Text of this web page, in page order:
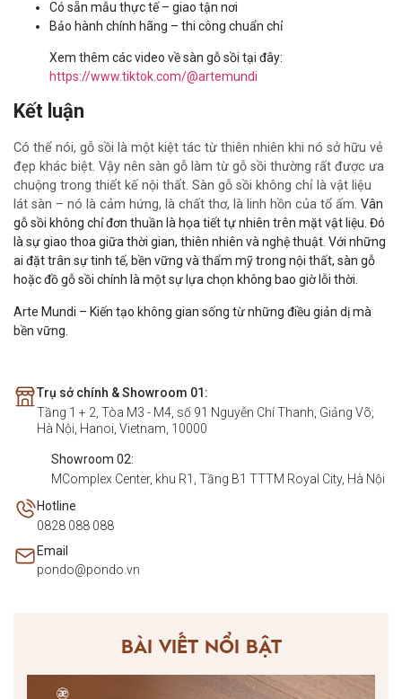
BÀI VIẾT NỔI BẬT
Có sẵn mẫu thực tế – giao tận nơi
Bảo hành chính hãng – thi công chuẩn chỉ
Xem thêm các video về sàn gỗ sồi tại đây:
https://www.tiktok.com/@artemundi
Kết luận
Có thể nói, gỗ sồi là một kiệt tác từ thiên nhiên khi nó sở hữu vẻ
đẹp khác biệt. Vậy nên sàn gỗ làm từ gỗ sồi thường rất được ưa
chuộng trong thiết kế nội thất. Sàn gỗ sồi không chỉ là vật liệu
lát sàn – nó là cảm hứng, là chất thơ, là linh hồn của tổ ấm. Vân
gỗ sồi không chỉ đơn thuần là họa tiết tự nhiên trên mặt vật liệu. Đó
là sự giao thoa giữa thời gian, thiên nhiên và nghệ thuật. Với những
ai đặt trân sự tinh tế, bền vững và thẩm mỹ trong nội thất, sàn gỗ
hoặc đồ gỗ sồi chính là một sự lựa chọn không bao giờ lỗi thời.
Arte Mundi – Kiến tạo không gian sống từ những điều giản dị mà
bền vững.
Trụ sở chính & Showroom 01:
Tầng 1 + 2, Tòa M3 - M4, số 91 Nguyễn Chí Thanh, Giảng Võ,
Hà Nội, Hanoi, Vietnam, 10000
Showroom 02:
MComplex Center, khu R1, Tầng B1 TTTM Royal City, Hà Nội
Hotline
0828 088 088
Email
pondo@pondo.vn